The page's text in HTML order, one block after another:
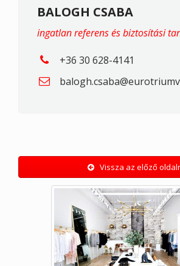
BALOGH CSABA
ingatlan referens és biztosítási
+36 30 628-4141
Vissza az előző